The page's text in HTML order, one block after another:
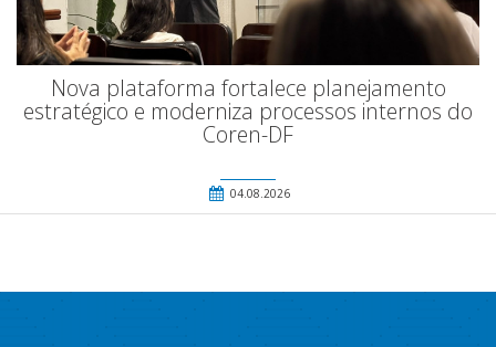
Nova plataforma fortalece planejamento
estratégico e moderniza processos internos do
Coren-DF
04.08.2026